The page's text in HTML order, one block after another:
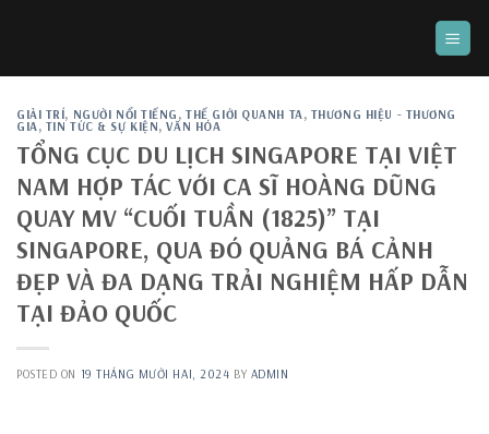
GIẢI TRÍ, NGƯỜI NỔI TIẾNG ,THẾ GIỚI QUANH TA, THƯƠNG HIỆU - THƯƠNG
GIA, TIN TỨC & SỰ KIỆN,VĂN HÓA
TỔNG CỤC DU LỊCH SINGAPORE TẠI VIỆT
NAM HỢP TÁC VỚI CA SĨ HOÀNG DŨNG
QUAY MV “CUỐI TUẦN (1825)” TẠI
SINGAPORE, QUA ĐÓ QUẢNG BÁ CẢNH
ĐẸP VÀ ĐA DẠNG TRẢI NGHIỆM HẤP DẪN
TẠI ĐẢO QUỐC
POSTED ON 19 THÁNG MƯỜI HAI, 2024 BY ADMIN